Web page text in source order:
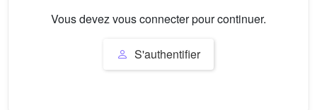
Vous devez vous connecter pour continuer.
S'authentifier